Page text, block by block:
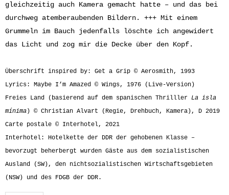
gleichzeitig auch Kamera gemacht hatte – und das bei
durchweg atemberaubenden Bildern. +++ Mit einem
Grummeln im Bauch jedenfalls löschte ich angewidert
das Licht und zog mir die Decke über den Kopf.
Überschrift inspired by: Get a Grip © Aerosmith, 1993
Lyrics: Maybe I’m Amazed © Wings, 1976 (Live-Version)
Freies Land (basierend auf dem spanischen Thrilller La isla
mínima ) © Christian Alvart (Regie, Drehbuch, Kamera), D 2019
Carte postale © Interhotel, 2021
Interhotel: Hotelkette der DDR der gehobenen Klasse –
bevorzugt beherbergt wurden Gäste aus dem sozialistischen
Ausland (SW), den nichtsozialistischen Wirtschaftsgebieten
(NSW) und des FDGB der DDR.